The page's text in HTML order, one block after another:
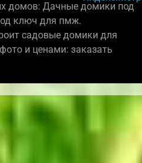
домов: Дачные домики под
ключ для пмж.
садовые домики для
и ценами: заказать